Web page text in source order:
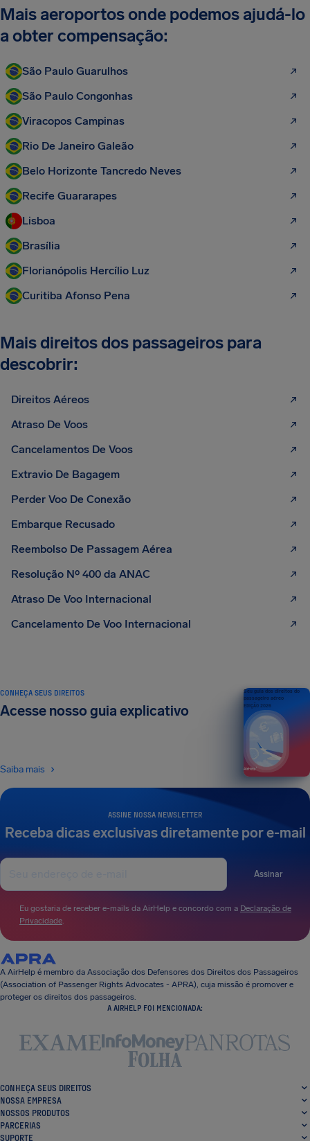
Mais aeroportos onde podemos ajudá-lo
a obter compensação:
São Paulo Guarulhos
São Paulo Congonhas
Viracopos Campinas
Rio De Janeiro Galeão
Belo Horizonte Tancredo Neves
Recife Guararapes
Lisboa
Brasília
Florianópolis Hercílio Luz
Curitiba Afonso Pena
Mais direitos dos passageiros para
descobrir:
Direitos Aéreos
Atraso De Voos
Cancelamentos De Voos
Extravio De Bagagem
Perder Voo De Conexão
Embarque Recusado
Reembolso De Passagem Aérea
Resolução Nº 400 da ANAC
Atraso De Voo Internacional
Cancelamento De Voo Internacional
ASSINE NOSSA NEWSLETTER
Receba dicas exclusivas diretamente por e-mail
Assinar
Eu gostaria de receber e-mails da AirHelp e concordo com a Declaração de
Privacidade.
CONHEÇA SEUS DIREITOS
Acesse nosso guia explicativo
Saiba mais
Seu guia dos direitos do
passageiro aéreo
EDIÇÃO 2026
A AirHelp é membro da Associação dos Defensores dos Direitos dos Passageiros
(Association of Passenger Rights Advocates - APRA), cuja missão é promover e
proteger os direitos dos passageiros.
A AIRHELP FOI MENCIONADA:
CONHEÇA SEUS DIREITOS
NOSSA EMPRESA
NOSSOS PRODUTOS
PARCERIAS
SUPORTE